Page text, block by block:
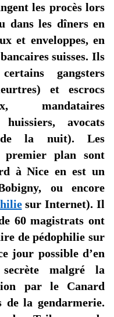
les procès lors
dans les dîners en
et enveloppes, en
suisses. Ils
gangsters
et escrocs
mandataires
avocats
de la nuit). Les
premier plan sont
à Nice en est un
ou encore
sur Internet). Il
60 magistrats ont
de pédophilie sur
jour possible d’en
malgré la
par le Canard
de la gendarmerie.